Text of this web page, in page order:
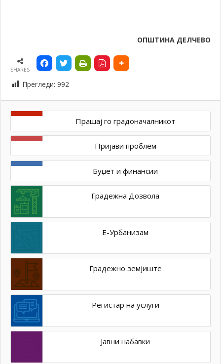
ОПШТИНА ДЕЛЧЕВО
SHARES
Прегледи: 992
Прашај го градоначалникот
Пријави проблем
Буџет и финансии
Градежна Дозвола
Е-Урбанизам
Градежно земјиште
Регистар на услуги
Јавни набавки